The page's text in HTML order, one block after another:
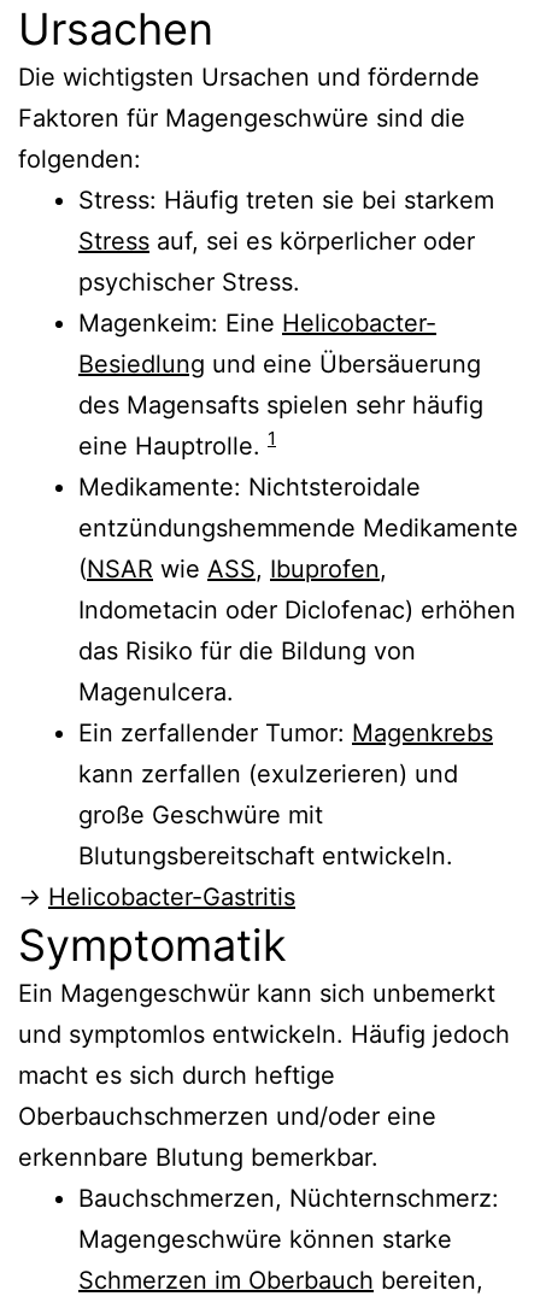
Ursachen
Die wichtigsten Ursachen und fördernde
Faktoren für Magengeschwüre sind die
folgenden:
Stress: Häufig treten sie bei starkem
Stress auf, sei es körperlicher oder
psychischer Stress.
Magenkeim: Eine Helicobacter-
Besiedlung und eine Übersäuerung
des Magensafts spielen sehr häufig
eine Hauptrolle. 1
Medikamente: Nichtsteroidale
entzündungshemmende Medikamente
(NSAR wie ASS, Ibuprofen,
Indometacin oder Diclofenac) erhöhen
das Risiko für die Bildung von
Magenulcera.
Ein zerfallender Tumor: Magenkrebs
kann zerfallen (exulzerieren) und
große Geschwüre mit
Blutungsbereitschaft entwickeln.
→ Helicobacter-Gastritis
Symptomatik
Ein Magengeschwür kann sich unbemerkt
und symptomlos entwickeln. Häufig jedoch
macht es sich durch heftige
Oberbauchschmerzen und/oder eine
erkennbare Blutung bemerkbar.
Bauchschmerzen, Nüchternschmerz:
Magengeschwüre können starke
Schmerzen im Oberbauch bereiten,